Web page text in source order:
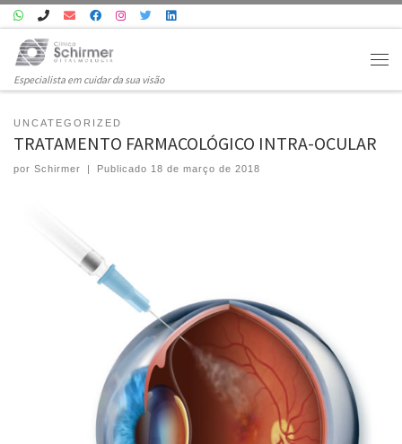
Skip to content
Especialista em cuidar da sua visão
UNCATEGORIZED
TRATAMENTO FARMACOLÓGICO INTRA-OCULAR
por Schirmer Publicado 18 de março de 2018